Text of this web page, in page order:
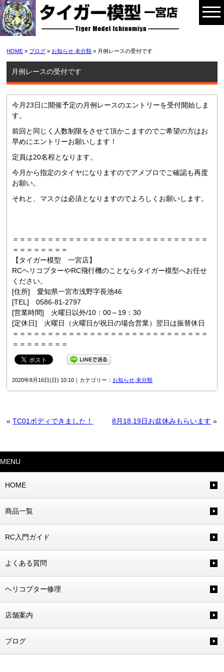
HOME » ブログ » お知らせ ,未分類 » 月例レースの受付です
月例レースの受付です
今月23日に開催予定の月例レースのエントリーを受付開始しま
す。
前回と同じく人数制限をさせて頂かこますのでご希望の方はお
早めにエントリーお願いします！
定員は20名程となります。
今月から指定のタイヤになりますのでアメブロでご確認も再度
お願い。
それと、マスクは必須となりますのでよろしくお願いします。
＝＝＝＝＝＝＝＝＝＝＝＝＝＝＝＝＝＝＝＝＝＝＝＝＝＝＝＝
＝＝＝＝＝＝＝＝
【タイガー模型 一宮店】
RCヘリコプターやRC飛行機のことならタイガー模型へお任せ
ください。
[住所] 愛知県一宮市浅野字長池46
[TEL] 0586-81-2797
[営業時間] 火曜日以外/10：00～19：30
[定休日] 火曜日（火曜日が祝日の場合営業）翌日は振替休日
＝＝＝＝＝＝＝＝＝＝＝＝＝＝＝＝＝＝＝＝＝＝＝＝＝＝＝＝
＝＝＝＝＝＝＝＝
2020年8月16日(日) 10:10｜カテゴリー： お知らせ ,未分類
«TC01ボディできました！ 8月18.19日お盆休みもらいます »
MENU
HOME
商品一覧
RC入門ガイド
よくある質問
ヘリコプター修理
店舗案内
ブログ